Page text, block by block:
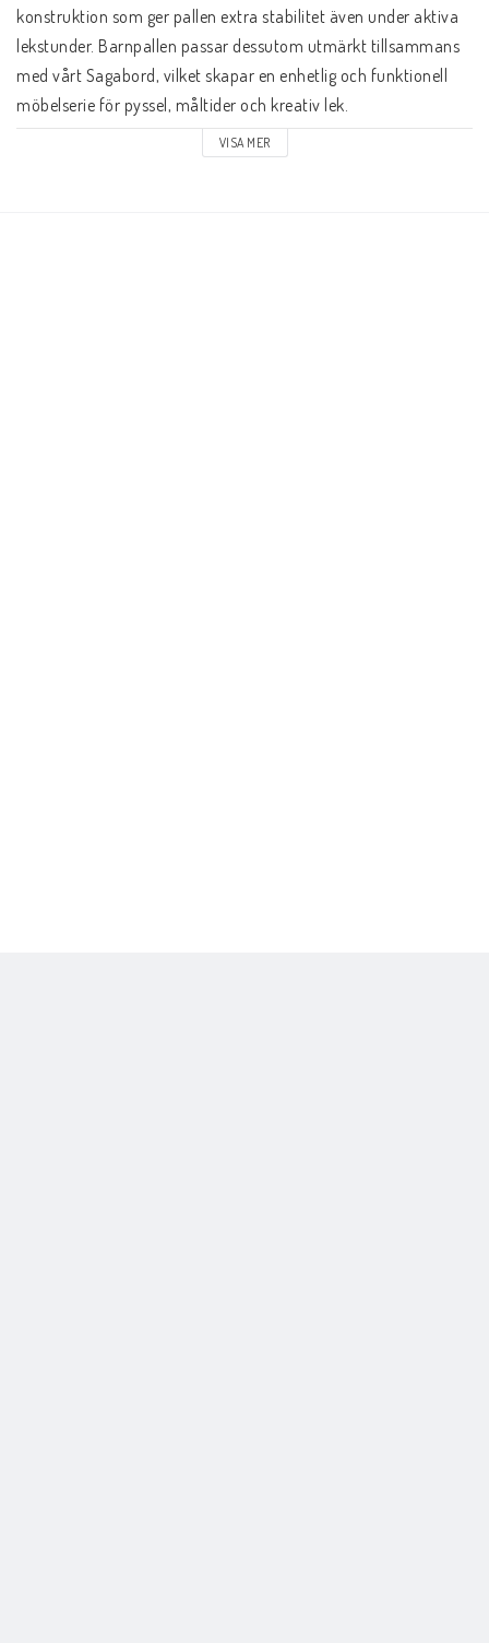
konstruktion som ger pallen extra stabilitet även under aktiva
lekstunder. Barnpallen passar dessutom utmärkt tillsammans
med vårt Sagabord, vilket skapar en enhetlig och funktionell
möbelserie för pyssel, måltider och kreativ lek.
Sitthöjd 31cm Mått: 27 x 32 x 46 cm
VISA MER